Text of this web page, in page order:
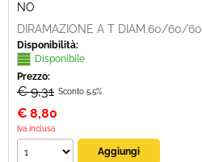
NO
DIRAMAZIONE A T DIAM.60/60/60
Disponibilità:
Disponibile
Prezzo:
€ 9,31 Sconto 5.5%
€ 8,80
Iva inclusa